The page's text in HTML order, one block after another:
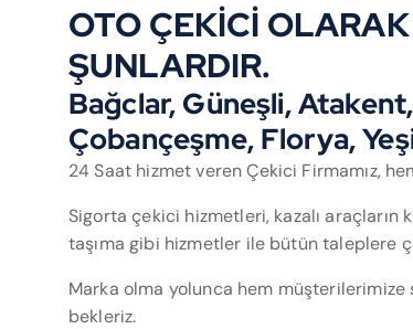
OTO ÇEKİCİ
ŞUNLARDIR.
Bağclar, Güneşli,
Çobançeşme, Florya,
24 Saat hizmet veren Çekici Firmamız,
Sigorta çekici hizmetleri, kazalı araçların
taşıma gibi hizmetler ile bütün taleplere
Marka olma yolunca hem müşterilerimize
bekleriz.